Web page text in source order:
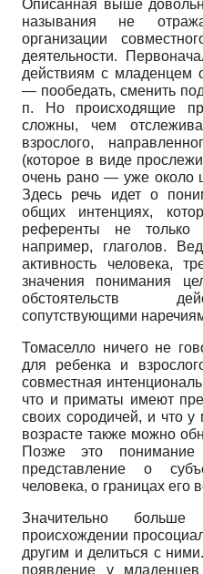
Описанная выше
называния не
организации
деятельности.
действиям с младенцем
— пообедать, сменить
п. Но происходящие
сложны, чем
взрослого,
(которое в виде
очень рано — уже около
Здесь речь идет о
общих интенци­ях,
референты не только
например, глаголов.
активность человека,
значения понимания
обстоятельств
сопутствующими
Томаселло ничего не
для ребенка и
совместная
что и приматы имеют
своих сородичей, и что
возрасте также можно
Позже это
представление о
человека, о границах его
Значительно
происхождении
другим и делиться с
появление у